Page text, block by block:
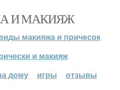
И МАКИЯЖ
макияжа и причесок
и макияж
дому
игры отзывы